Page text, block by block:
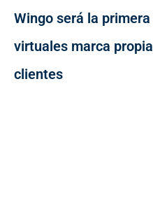
Wingo será la
virtuales marca
clientes